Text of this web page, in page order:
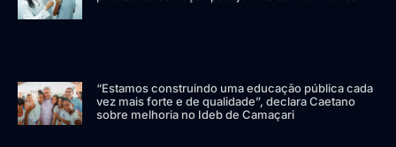
“Estamos construindo uma educação pública cada
vez mais forte e de qualidade”, declara Caetano
sobre melhoria no Ideb de Camaçari